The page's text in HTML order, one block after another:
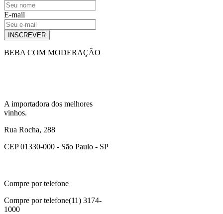
E-mail
INSCREVER
BEBA COM MODERAÇÃO
A importadora dos melhores
vinhos.
Rua Rocha, 288
CEP 01330-000 - São Paulo - SP
Compre por telefone
Compre por telefone(11) 3174-
1000